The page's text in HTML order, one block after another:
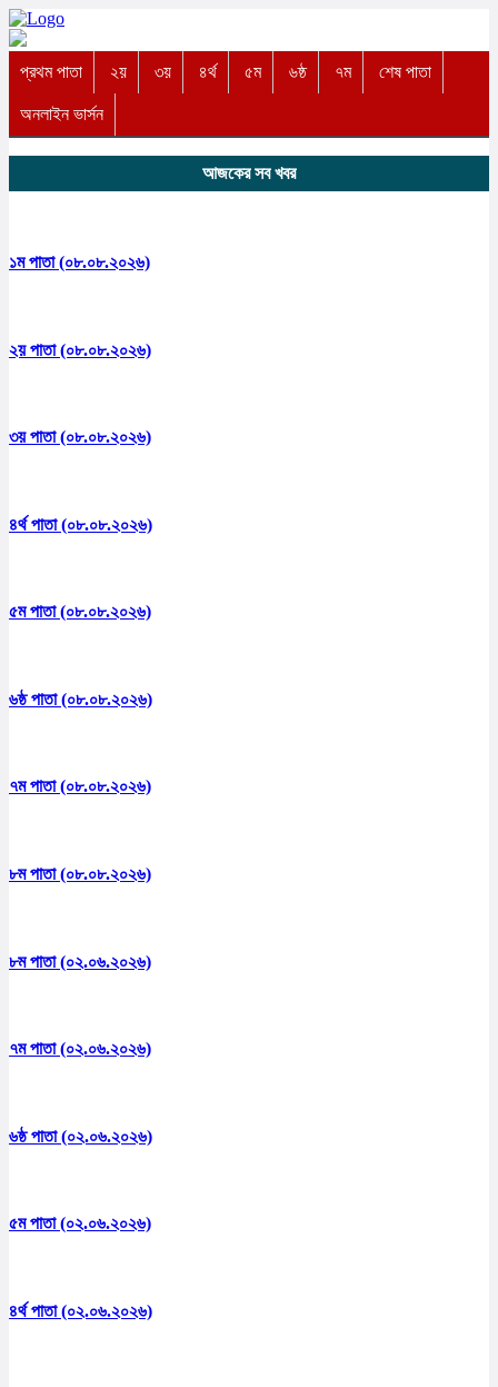
প্রথম পাতা ২য় ৩য় ৪র্থ ৫ম ৬ষ্ঠ ৭ম শেষ পাতা
অনলাইন ভার্সন
আজকের সব খবর
১ম পাতা (০৮.০৮.২০২৬)
২য় পাতা (০৮.০৮.২০২৬)
৩য় পাতা (০৮.০৮.২০২৬)
৪র্থ পাতা (০৮.০৮.২০২৬)
৫ম পাতা (০৮.০৮.২০২৬)
৬ষ্ঠ পাতা (০৮.০৮.২০২৬)
৭ম পাতা (০৮.০৮.২০২৬)
৮ম পাতা (০৮.০৮.২০২৬)
৮ম পাতা (০২.০৬.২০২৬)
৭ম পাতা (০২.০৬.২০২৬)
৬ষ্ঠ পাতা (০২.০৬.২০২৬)
৫ম পাতা (০২.০৬.২০২৬)
৪র্থ পাতা (০২.০৬.২০২৬)